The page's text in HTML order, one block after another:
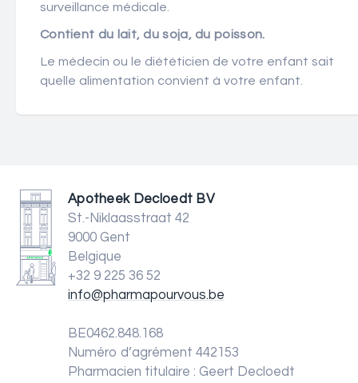
surveillance médicale.
Contient du lait, du soja, du poisson.
Le médecin ou le diététicien de votre enfant sait
quelle alimentation convient à votre enfant.
Apotheek Decloedt BV
St.-Niklaasstraat 42
9000 Gent
Belgique
+32 9 225 36 52
info@pharmapourvous.be
BE0462.848.168
Numéro d’agrément 442153
Pharmacien titulaire : Geert Decloedt